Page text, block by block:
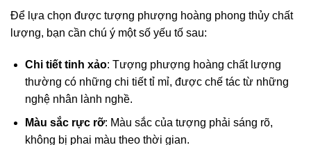
Để lựa chọn được tượng phượng hoàng phong thủy chất
lượng, bạn cần chú ý một số yếu tố sau:
Chi tiết tinh xảo: Tượng phượng hoàng chất lượng
thường có những chi tiết tỉ mỉ, được chế tác từ những
nghệ nhân lành nghề.
Màu sắc rực rỡ: Màu sắc của tượng phải sáng rõ,
không bị phai màu theo thời gian.